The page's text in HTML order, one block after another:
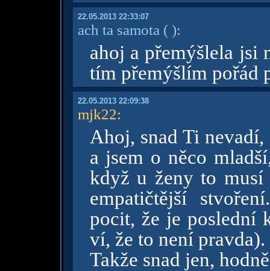
22.05.2013 22:33:07
ach ta samota ( ):
ahoj a přemýšlela jsi
tím přemýšlím pořád
22.05.2013 22:09:38
mjk22:
Ahoj, snad Ti
a jsem o něco
když u ženy to
empatičtější
pocit, že je poslední
ví, že to není pravda).
Takže snad jen,